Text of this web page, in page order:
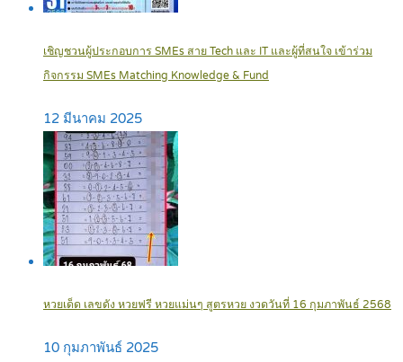
เชิญชวนผู้ประกอบการ SMEs สาย Tech และ IT และผู้ที่สนใจ เข้าร่วม
กิจกรรม SMEs Matching Knowledge & Fund
12 มีนาคม 2025
หวยเด็ด เลขดัง หวยฟรี หวยแม่นๆ สูตรหวย งวดวันที่ 16 กุมภาพันธ์ 2568
10 กุมภาพันธ์ 2025